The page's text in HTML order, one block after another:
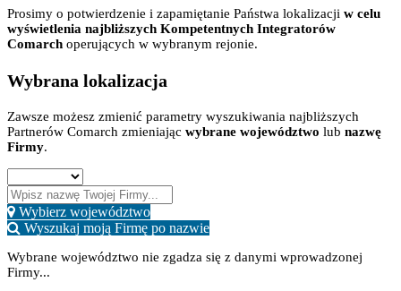
Prosimy o potwierdzenie i zapamiętanie Państwa lokalizacji w celu
wyświetlenia najbliższych Kompetentnych Integratorów
Comarch operujących w wybranym rejonie.
Wybrana lokalizacja
Zawsze możesz zmienić parametry wyszukiwania najbliższych
Partnerów Comarch zmieniając wybrane województwo lub nazwę
Firmy.
Wybierz województwo
Wyszukaj moją Firmę po nazwie
Wybrane województwo nie zgadza się z danymi wprowadzonej
Firmy...